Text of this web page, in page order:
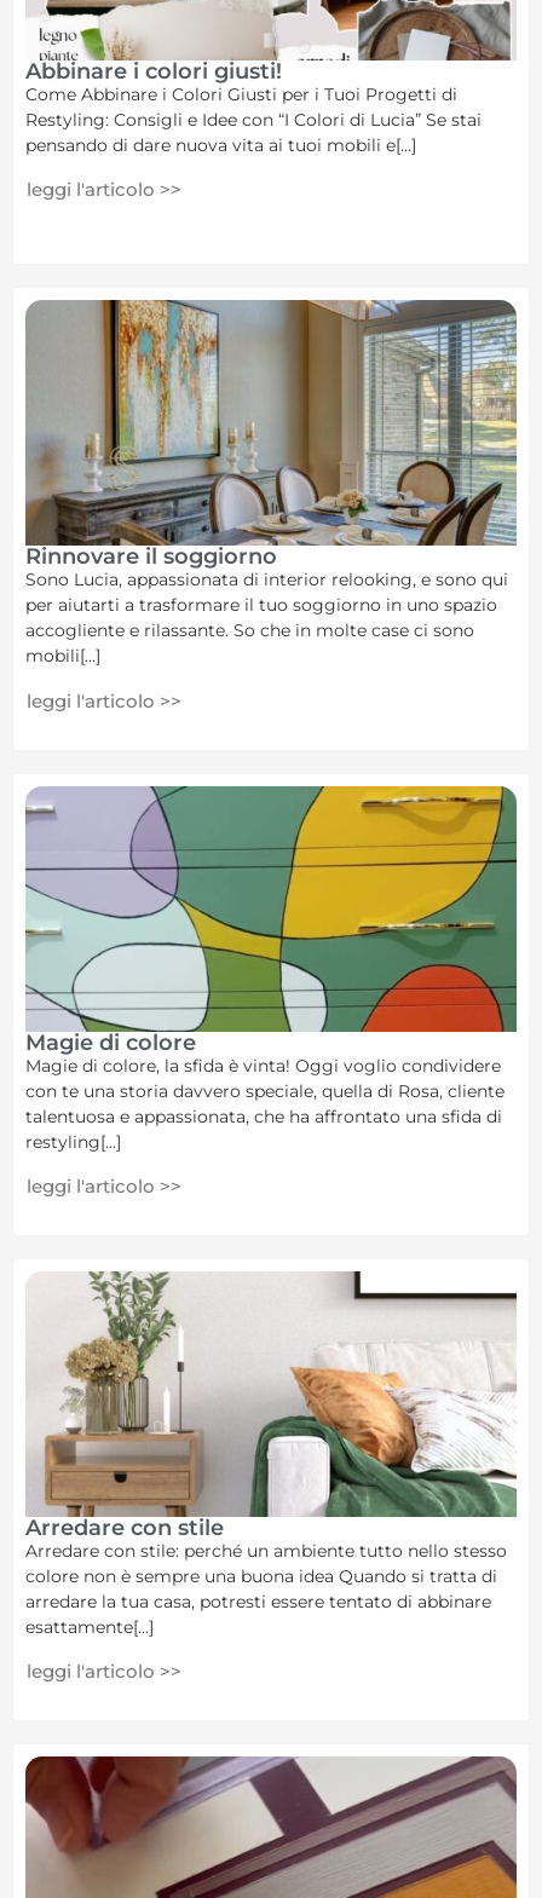
Abbinare i colori giusti!
Come Abbinare i Colori Giusti per i Tuoi Progetti di
Restyling: Consigli e Idee con “I Colori di Lucia” Se stai
pensando di dare nuova vita ai tuoi mobili e[...]
leggi l'articolo >>
Rinnovare il soggiorno
Sono Lucia, appassionata di interior relooking, e sono qui
per aiutarti a trasformare il tuo soggiorno in uno spazio
accogliente e rilassante. So che in molte case ci sono
mobili[...]
leggi l'articolo >>
Magie di colore
Magie di colore, la sfida è vinta! Oggi voglio condividere
con te una storia davvero speciale, quella di Rosa, cliente
talentuosa e appassionata, che ha affrontato una sfida di
restyling[...]
leggi l'articolo >>
Arredare con stile
Arredare con stile: perché un ambiente tutto nello stesso
colore non è sempre una buona idea Quando si tratta di
arredare la tua casa, potresti essere tentato di abbinare
esattamente[...]
leggi l'articolo >>